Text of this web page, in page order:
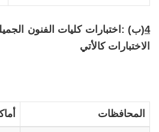
4(ب) :اختبارات كليات الفنون
الاختبارات كالأتي
المحافظات